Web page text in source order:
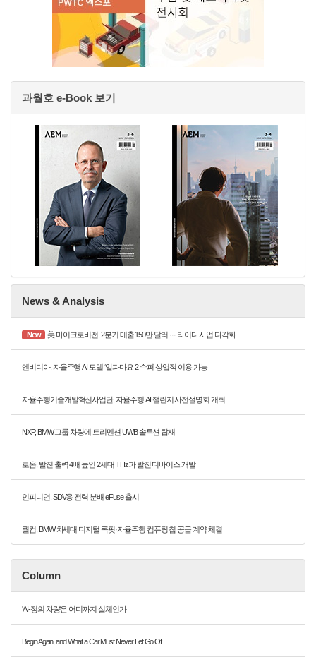
과월호 e-Book 보기
News & Analysis
New 美 마이크로비전, 2분기 매출 150만 달러 ··· 라이다 사업 다각화
엔비디아, 자율주행 AI 모델 ‘알파마요 2 슈퍼’ 상업적 이용 가능
자율주행기술개발혁신사업단, 자율주행 AI 챌린지 사전설명회 개최
NXP, BMW 그룹 차량에 트리멘션 UWB 솔루션 탑재
로옴, 발진 출력 4배 높인 2세대 THz파 발진 디바이스 개발
인피니언, SDV용 전력 분배 eFuse 출시
퀄컴, BMW 차세대 디지털 콕핏·자율주행 컴퓨팅 칩 공급 계약 체결
Column
'AI-정의 차량'은 어디까지 실체인가
Begin Again, and What a Car Must Never Let Go Of